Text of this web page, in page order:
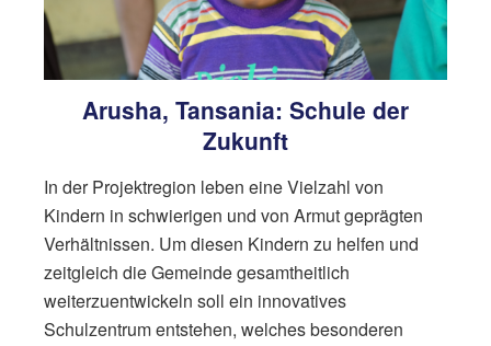
Arusha, Tansania: Schule der
Zukunft
In der Projektregion leben eine Vielzahl von
Kindern in schwierigen und von Armut geprägten
Verhältnissen. Um diesen Kindern zu helfen und
zeitgleich die Gemeinde gesamtheitlich
weiterzuentwickeln soll ein innovatives
Schulzentrum entstehen, welches besonderen